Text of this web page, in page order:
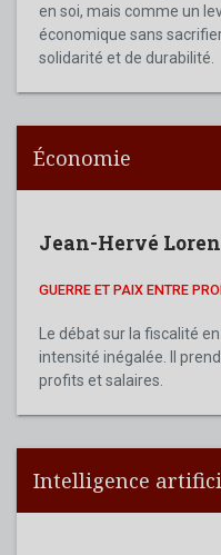
en soi, mais comme un
économique sans
solidarité et de durabilité.
Économie
Jean-Hervé
GUERRE ET PAIX ENTRE
Le débat sur la fiscalité
intensité inégalée. Il
profits et salaires.
Intelligence